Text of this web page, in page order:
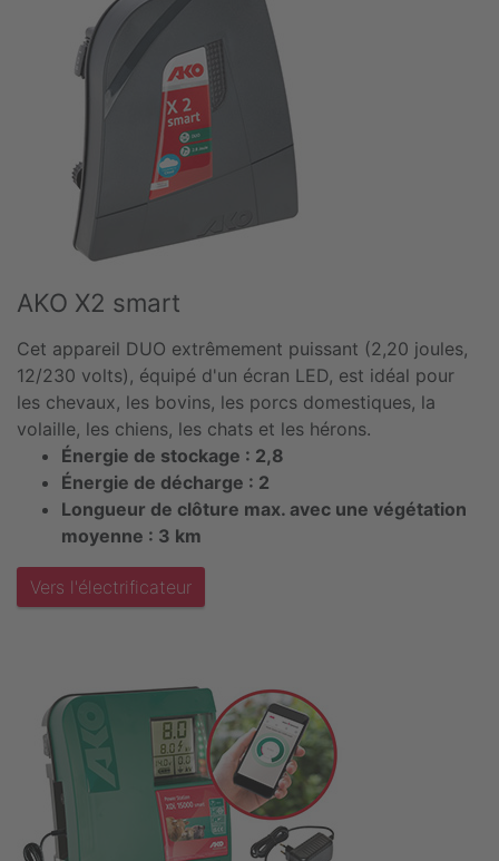
AKO X2 smart
Cet appareil DUO extrêmement puissant (2,20 joules,
12/230 volts), équipé d'un écran LED, est idéal pour
les chevaux, les bovins, les porcs domestiques, la
volaille, les chiens, les chats et les hérons.
Énergie de stockage : 2,8
Énergie de décharge : 2
Longueur de clôture max. avec une végétation
moyenne : 3 km
Vers l'électrificateur